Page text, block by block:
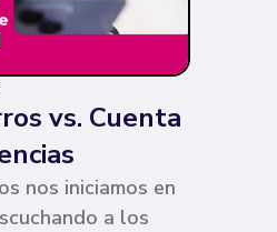
vs. Cuenta
nos iniciamos en
a los